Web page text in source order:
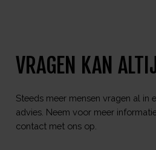
VRAGEN KAN
Steeds meer mensen vragen al in
advies. Neem voor meer
contact met ons op.